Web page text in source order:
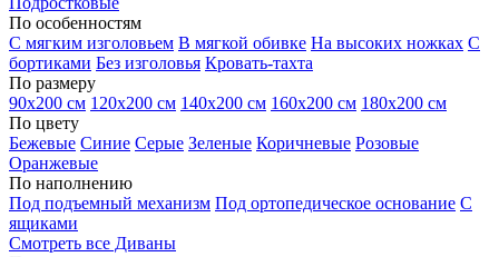
По особенностям
С мягким изголовьем В мягкой обивке На высоких ножках С
бортиками Без изголовья Кровать-тахта
По размеру
90х200 см 120х200 см 140х200 см 160х200 см 180х200 см
По цвету
Бежевые Синие Серые Зеленые Коричневые Розовые
Оранжевые
По наполнению
Под подъемный механизм Под ортопедическое основание С
ящиками
Смотреть все Диваны